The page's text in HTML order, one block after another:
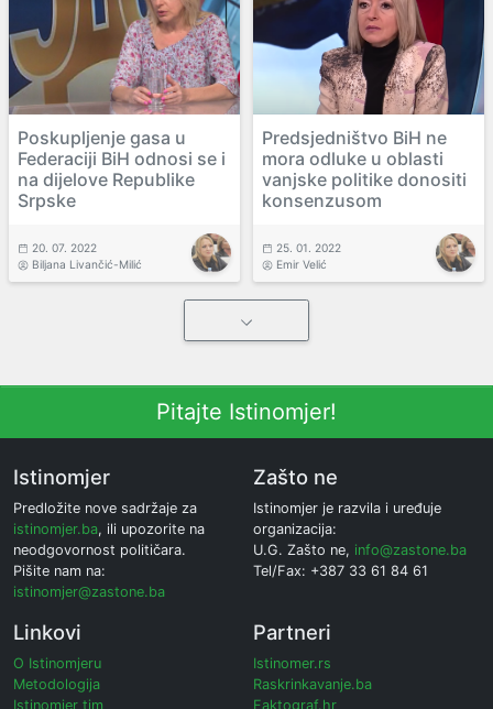
Poskupljenje gasa u
Federaciji BiH odnosi se i
na dijelove Republike
Srpske
20. 07. 2022
Biljana Livančić-Milić
Predsjedništvo BiH ne
mora odluke u oblasti
vanjske politike donositi
konsenzusom
25. 01. 2022
Emir Velić
Pitajte Istinomjer!
Istinomjer
Predložite nove sadržaje za
istinomjer.ba, ili upozorite na
neodgovornost političara.
Pišite nam na:
istinomjer@zastone.ba
Zašto ne
Istinomjer je razvila i uređuje
organizacija:
U.G. Zašto ne, info@zastone.ba
Tel/Fax: +387 33 61 84 61
Linkovi
O Istinomjeru
Metodologija
Istinomjer tim
Partneri
Istinomer.rs
Raskrinkavanje.ba
Faktograf.hr